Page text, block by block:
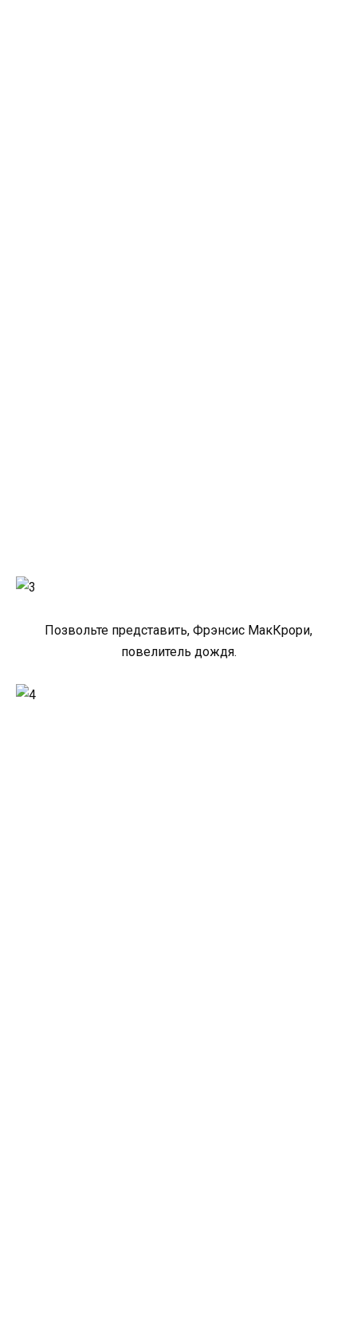
Позвольте представить, Фрэнсис МакКрори,
повелитель дождя.